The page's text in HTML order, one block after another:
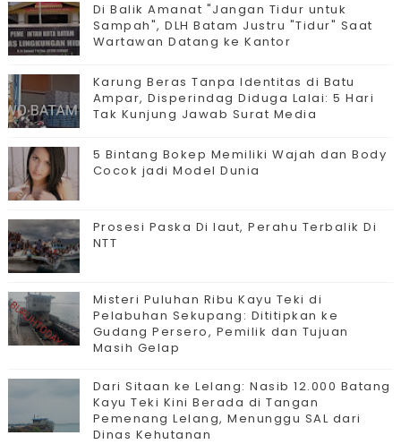
Di Balik Amanat "Jangan Tidur untuk
Sampah", DLH Batam Justru "Tidur" Saat
Wartawan Datang ke Kantor
Karung Beras Tanpa Identitas di Batu
Ampar, Disperindag Diduga Lalai: 5 Hari
Tak Kunjung Jawab Surat Media
5 Bintang Bokep Memiliki Wajah dan Body
Cocok jadi Model Dunia
Prosesi Paska Di laut, Perahu Terbalik Di
NTT
Misteri Puluhan Ribu Kayu Teki di
Pelabuhan Sekupang: Dititipkan ke
Gudang Persero, Pemilik dan Tujuan
Masih Gelap
Dari Sitaan ke Lelang: Nasib 12.000 Batang
Kayu Teki Kini Berada di Tangan
Pemenang Lelang, Menunggu SAL dari
Dinas Kehutanan